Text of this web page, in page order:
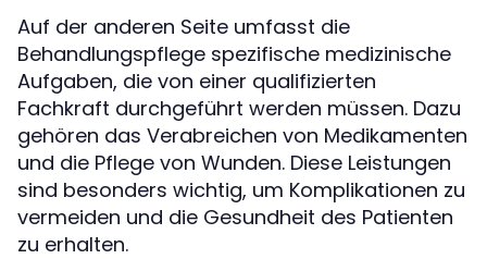
Auf der anderen Seite umfasst die
Behandlungspflege spezifische medizinische
Aufgaben, die von einer qualifizierten
Fachkraft durchgeführt werden müssen. Dazu
gehören das Verabreichen von Medikamenten
und die Pflege von Wunden. Diese Leistungen
sind besonders wichtig, um Komplikationen zu
vermeiden und die Gesundheit des Patienten
zu erhalten.